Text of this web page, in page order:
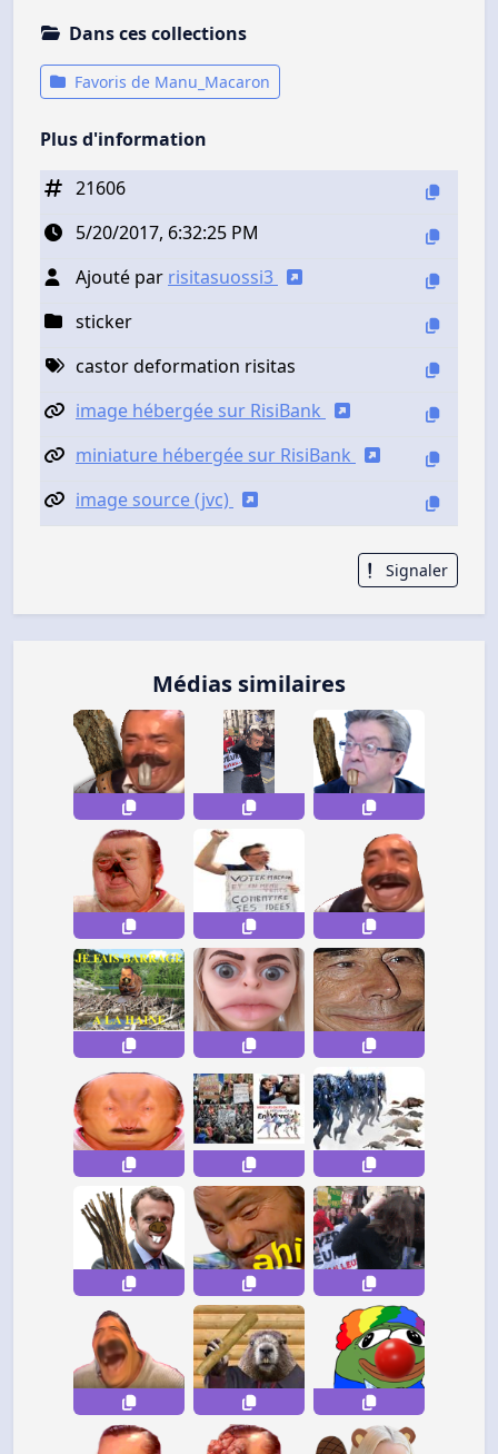
Dans ces collections
Favoris de Manu_Macaron
Plus d'information
21606
5/20/2017, 6:32:25 PM
Ajouté par risitasuossi3
sticker
castor deformation risitas
image hébergée sur RisiBank
miniature hébergée sur RisiBank
image source (jvc)
Signaler
Médias similaires